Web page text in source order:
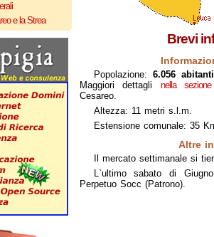
e la Strea
Brevi
Popolazione: 6.056 abitanti
Maggiori dettagli nella sezione
Cesareo.
Altezza: 11 metri s.l.m.
Estensione comunale: 35
Altre
Il mercato settimanale si
L`ultimo sabato di
Perpetuo Socc (Patrono).